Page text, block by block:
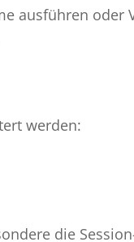
ausführen oder
werden:
die